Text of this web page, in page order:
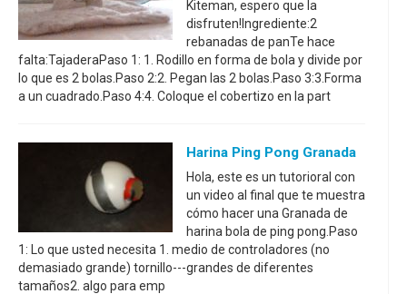
Kiteman, espero que la
disfruten!Ingrediente:2
rebanadas de panTe hace
falta:TajaderaPaso 1: 1. Rodillo en forma de bola y divide por
lo que es 2 bolas.Paso 2:2. Pegan las 2 bolas.Paso 3:3.Forma
a un cuadrado.Paso 4:4. Coloque el cobertizo en la part
Harina Ping Pong Granada
Hola, este es un tutorioral con
un video al final que te muestra
cómo hacer una Granada de
harina bola de ping pong.Paso
1: Lo que usted necesita 1. medio de controladores (no
demasiado grande) tornillo---grandes de diferentes
tamaños2. algo para emp